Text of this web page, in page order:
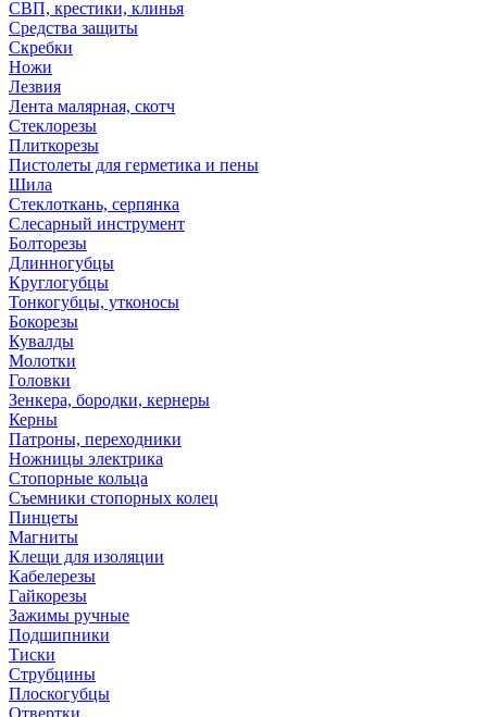
СВП, крестики, клинья
Средства защиты
Скребки
Ножи
Лезвия
Лента малярная, скотч
Стеклорезы
Плиткорезы
Пистолеты для герметика и пены
Шила
Стеклоткань, серпянка
Слесарный инструмент
Болторезы
Длинногубцы
Круглогубцы
Тонкогубцы, утконосы
Бокорезы
Кувалды
Молотки
Головки
Зенкера, бородки, кернеры
Керны
Патроны, переходники
Ножницы электрика
Стопорные кольца
Съемники стопорных колец
Пинцеты
Магниты
Клещи для изоляции
Кабелерезы
Гайкорезы
Зажимы ручные
Подшипники
Тиски
Струбцины
Плоскогубцы
Отвертки